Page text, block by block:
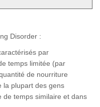
Disorder :
par
temps limitée (par
de nourriture
la plupart des gens
de temps similaire et dans